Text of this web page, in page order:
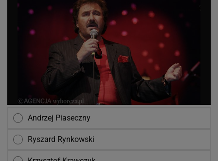
Andrzej Piaseczny
Ryszard Rynkowski